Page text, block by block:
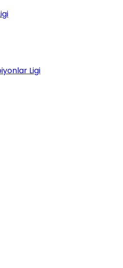
Ligi